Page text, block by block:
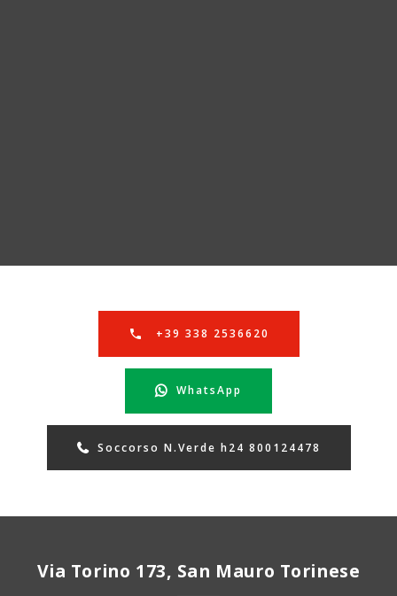
+39 338 2536620
WhatsApp
Soccorso N.Verde h24 800124478
Via Torino 173, San Mauro Torinese